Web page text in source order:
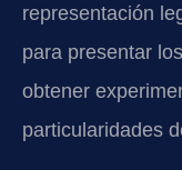
representación
para presentar
obtener
particularidades